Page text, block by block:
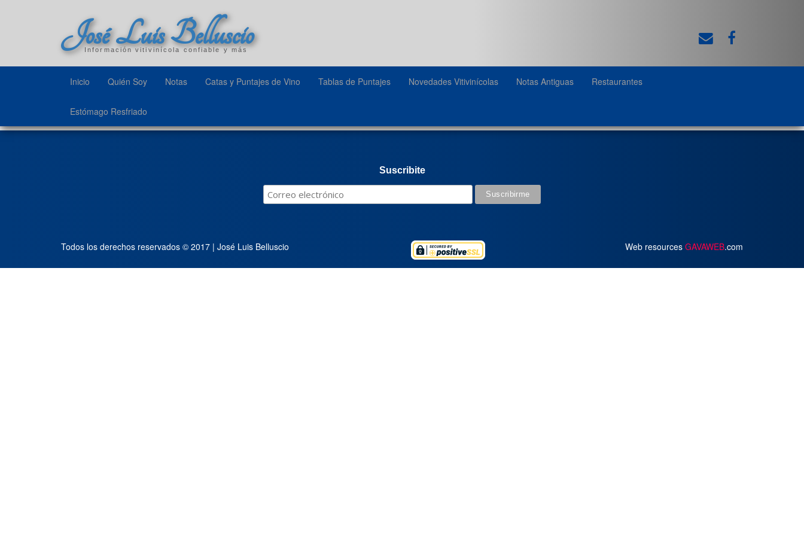
José Luis Belluscio
Información vitivinícola confiable y más
Inicio Quién Soy Notas Catas y Puntajes de Vino Tablas de Puntajes Novedades Vitivinícolas Notas Antiguas Restaurantes
Estómago Resfriado
Suscribite
Todos los derechos reservados © 2017 | José Luis Belluscio Web resources GAVAWEB.com